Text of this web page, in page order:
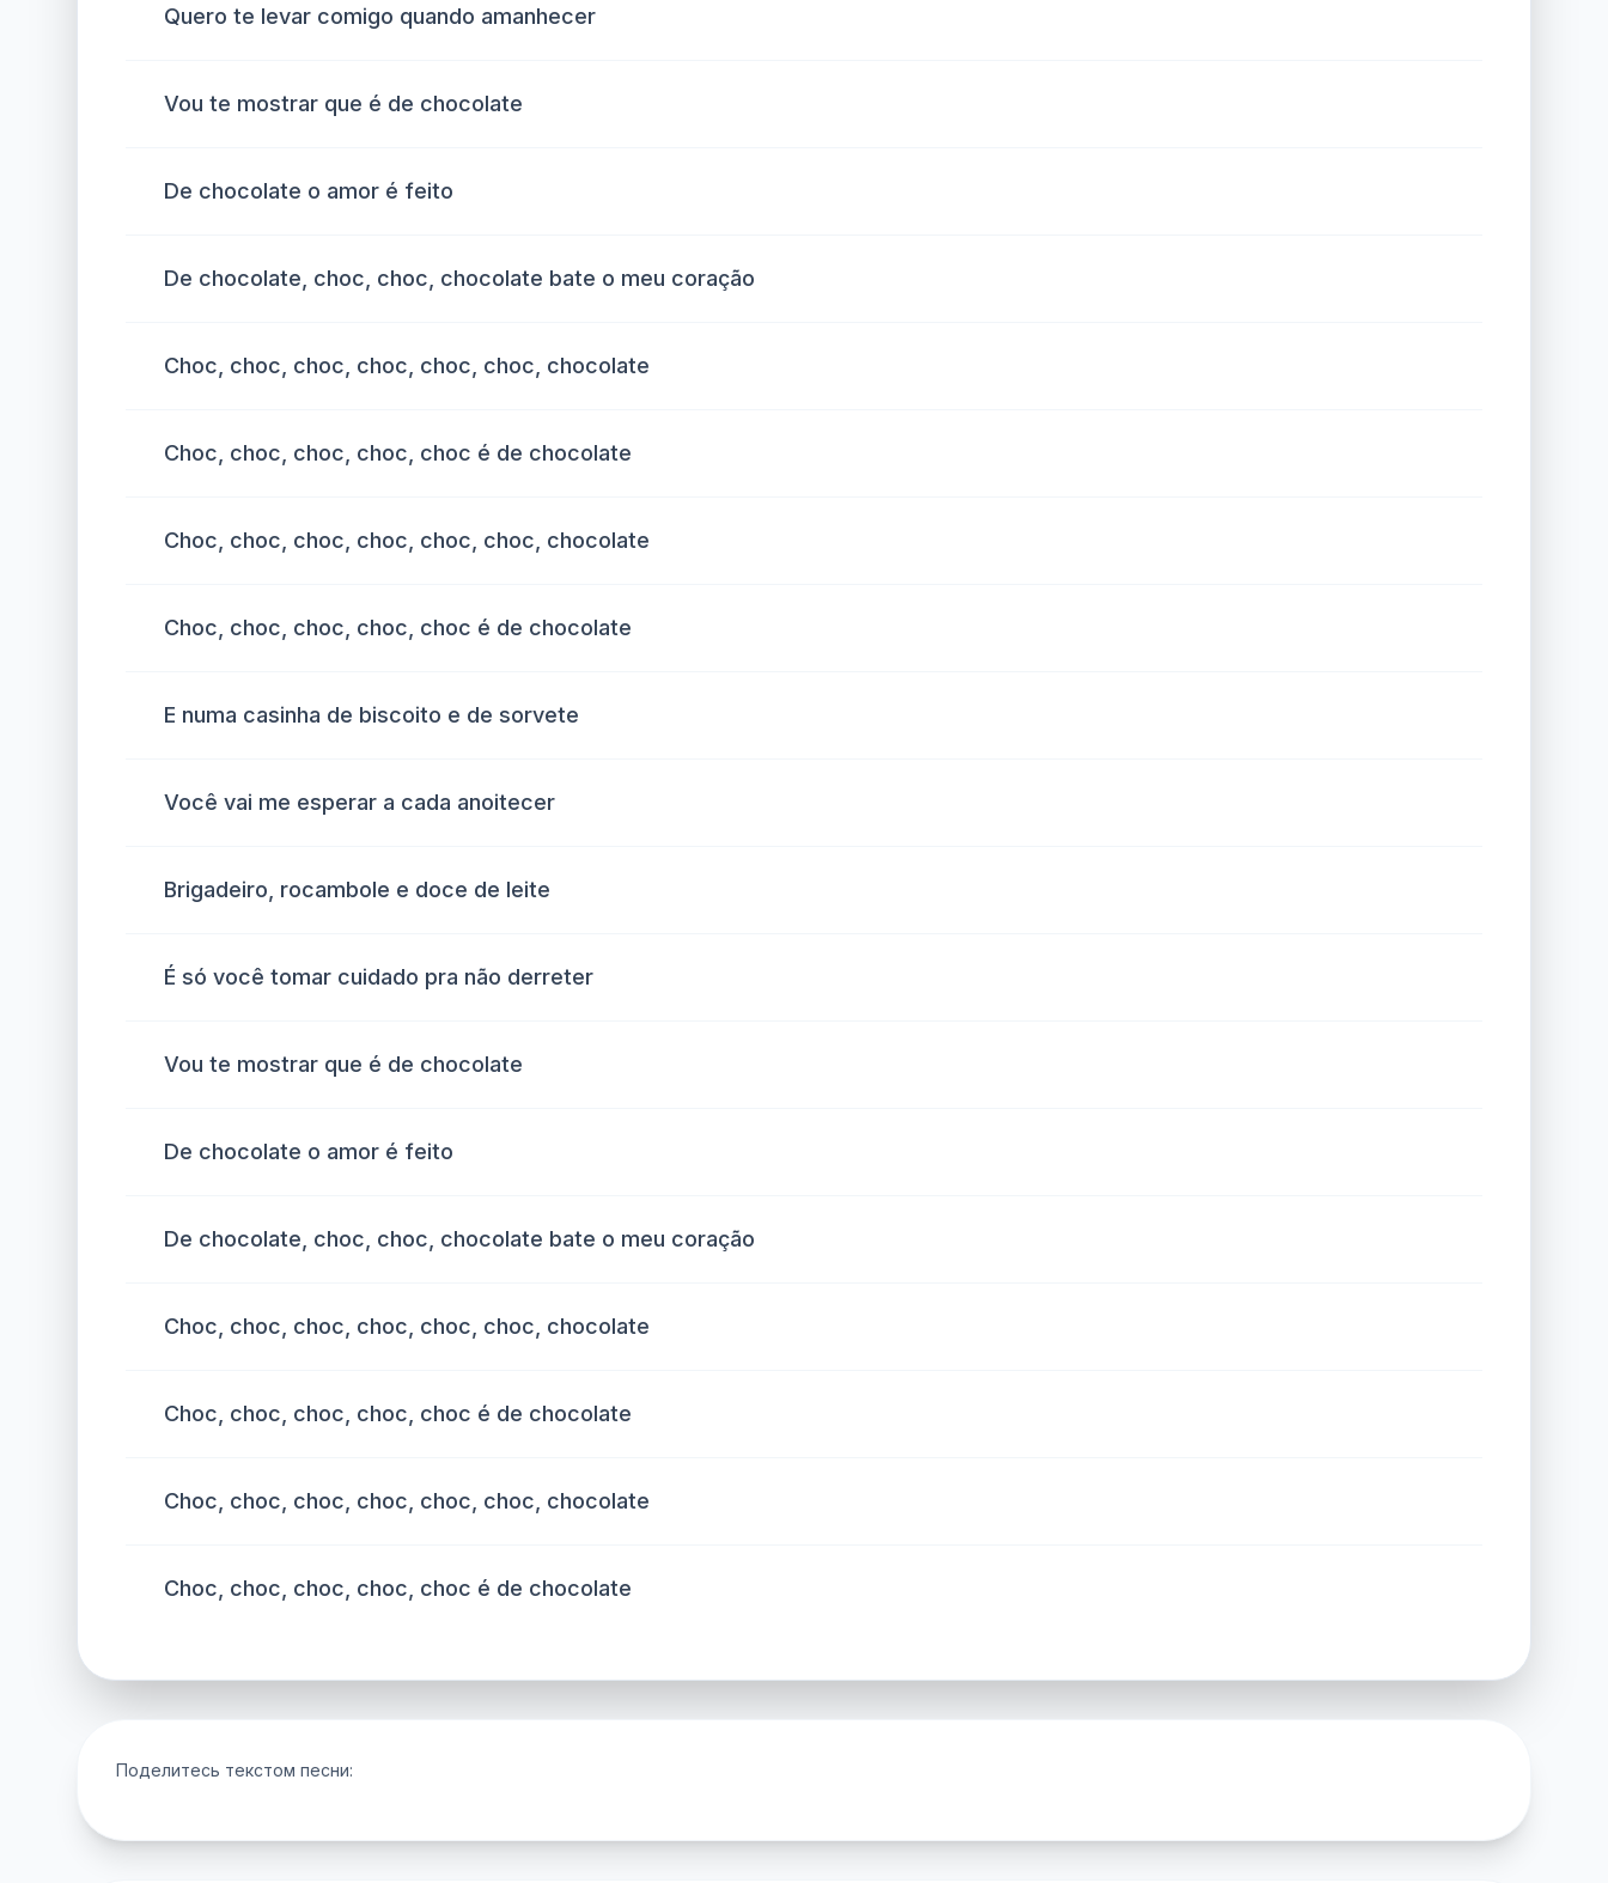
Quero te levar comigo quando amanhecer
Vou te mostrar que é de chocolate
De chocolate o amor é feito
De chocolate, choc, choc, chocolate bate o meu coração
Choc, choc, choc, choc, choc, choc, chocolate
Choc, choc, choc, choc, choc é de chocolate
Choc, choc, choc, choc, choc, choc, chocolate
Choc, choc, choc, choc, choc é de chocolate
E numa casinha de biscoito e de sorvete
Você vai me esperar a cada anoitecer
Brigadeiro, rocambole e doce de leite
É só você tomar cuidado pra não derreter
Vou te mostrar que é de chocolate
De chocolate o amor é feito
De chocolate, choc, choc, chocolate bate o meu coração
Choc, choc, choc, choc, choc, choc, chocolate
Choc, choc, choc, choc, choc é de chocolate
Choc, choc, choc, choc, choc, choc, chocolate
Choc, choc, choc, choc, choc é de chocolate
Поделитесь текстом песни: